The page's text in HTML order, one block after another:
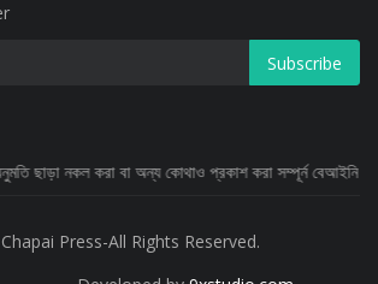
Subscribe
বা অন্য কোথাও প্রকাশ করা সম্পূর্ন বেআইনি
Chapai Press-All Rights Reserved.